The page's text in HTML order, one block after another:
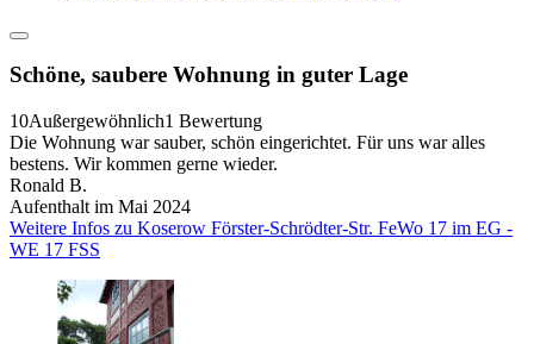
Schöne, saubere Wohnung in guter Lage
10Außergewöhnlich1 Bewertung
Die Wohnung war sauber, schön eingerichtet. Für uns war alles
bestens. Wir kommen gerne wieder.
Ronald B.
Aufenthalt im Mai 2024
Weitere Infos zu Koserow Förster-Schrödter-Str. FeWo 17 im EG -
WE 17 FSS